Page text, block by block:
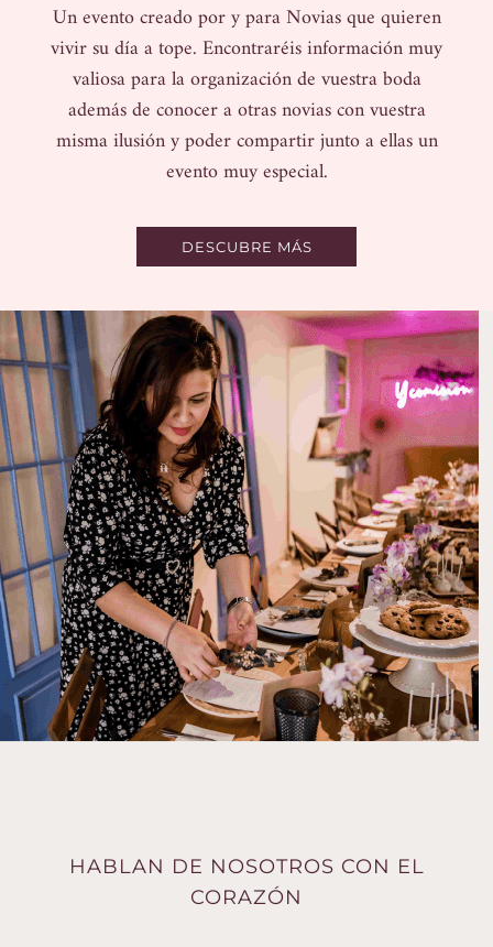
Un evento creado por y para Novias que quieren
vivir su día a tope. Encontraréis información muy
valiosa para la organización de vuestra boda
además de conocer a otras novias con vuestra
misma ilusión y poder compartir junto a ellas un
evento muy especial.
DESCUBRE MÁS
HABLAN DE NOSOTROS CON EL
CORAZÓN